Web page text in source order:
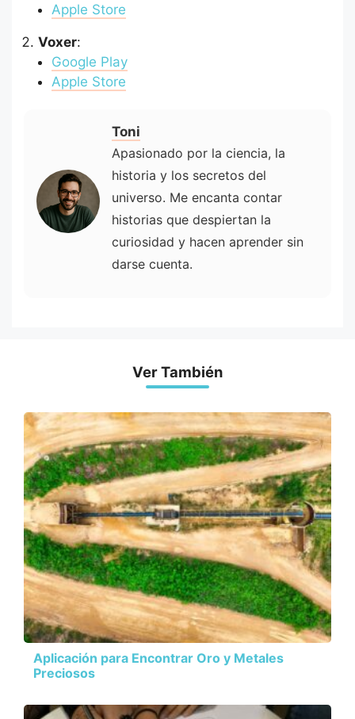
Apple Store
Voxer:
Google Play
Apple Store
Toni
Apasionado por la ciencia, la
historia y los secretos del
universo. Me encanta contar
historias que despiertan la
curiosidad y hacen aprender sin
darse cuenta.
Ver También
Aplicación para Encontrar Oro y Metales
Preciosos